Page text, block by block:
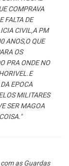
COMPRAVA
FALTA DE
CIVIL,A PM
ANOS,O QUE
OS
PRA ONDE NO
EPOCA
MILITARES
SER MAGOA
as Guardas